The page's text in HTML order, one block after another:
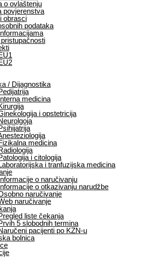
o ovlaštenju
povjerenstva
obrasci
podataka
/ Dijagnostika
medicina
i opstetricija
medicina
i citologija
i tranfuzijska medicina
o naručivanju
o otkazivanju narudžbe
naručivanje
naručivanje
liste čekanja
5 slobodnih termina
pacijenti po KZN-u
bolnica